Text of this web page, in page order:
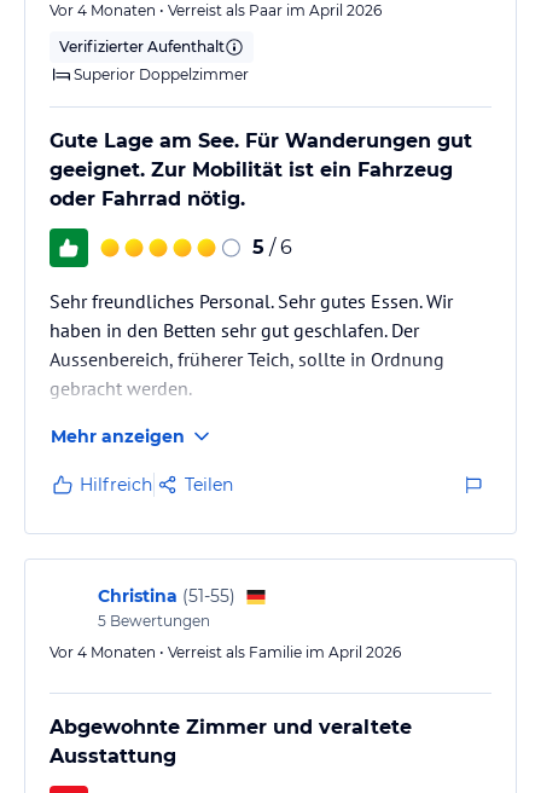
Vor 4 Monaten • Verreist als Paar im April 2026
Verifizierter Aufenthalt
Superior Doppelzimmer
Gute Lage am See. Für Wanderungen gut
geeignet. Zur Mobilität ist ein Fahrzeug
oder Fahrrad nötig.
5 / 6
Sehr freundliches Personal. Sehr gutes Essen. Wir
haben in den Betten sehr gut geschlafen. Der
Aussenbereich, früherer Teich, sollte in Ordnung
gebracht werden.
Mehr anzeigen
Hilfreich Teilen
Christina (51-55)
5 Bewertungen
Vor 4 Monaten • Verreist als Familie im April 2026
Abgewohnte Zimmer und veraltete
Ausstattung